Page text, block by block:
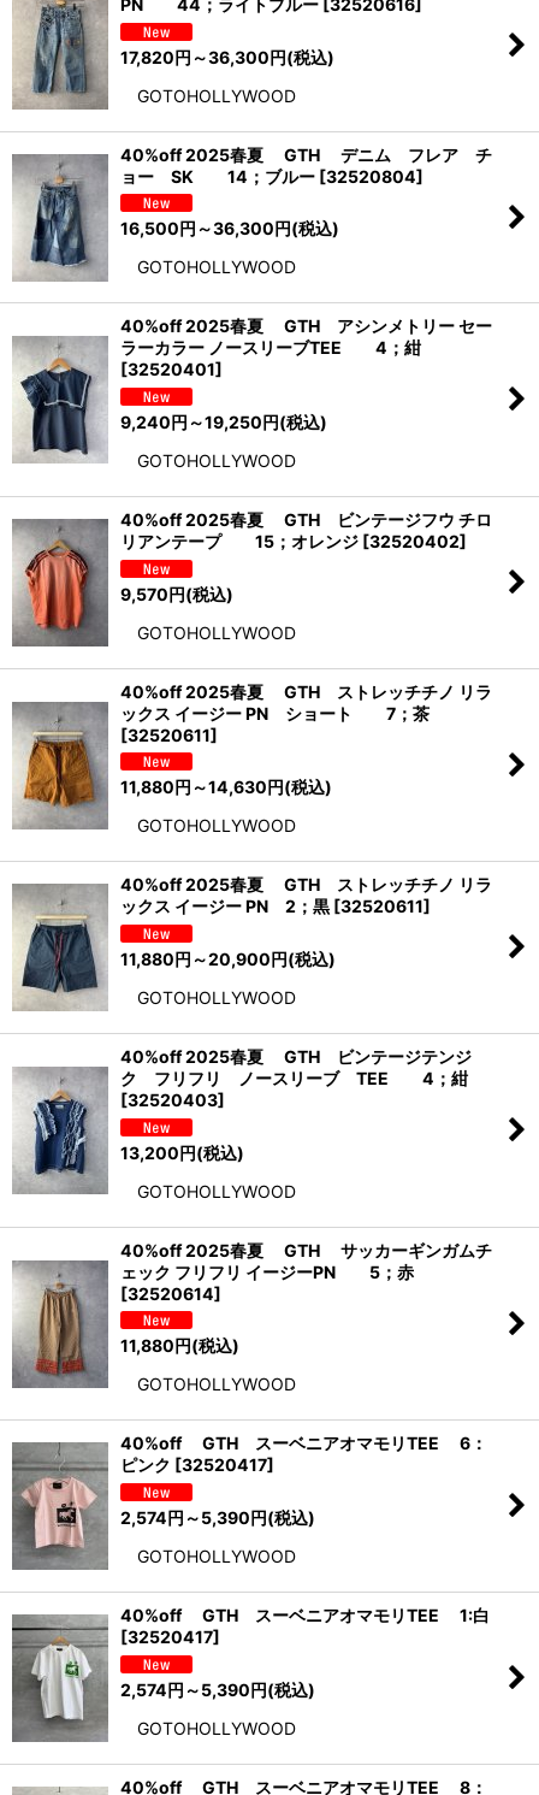
PN 44；ライトブルー [32520616]
17,820円 ～36,300円(税込)
GOTOHOLLYWOOD
40%off 2025春夏 GTH デニム フレア チ
ョー SK 14；ブルー [32520804]
16,500円 ～36,300円(税込)
GOTOHOLLYWOOD
40%off 2025春夏 GTH アシンメトリー セー
ラーカラー ノースリーブTEE 4；紺
[32520401]
9,240円 ～19,250円(税込)
GOTOHOLLYWOOD
40%off 2025春夏 GTH ビンテージフウ チロ
リアンテープ 15；オレンジ [32520402]
9,570円(税込)
GOTOHOLLYWOOD
40%off 2025春夏 GTH ストレッチチノ リラ
ックス イージー PN ショート 7；茶
[32520611]
11,880円 ～14,630円(税込)
GOTOHOLLYWOOD
40%off 2025春夏 GTH ストレッチチノ リラ
ックス イージー PN 2；黒 [32520611]
11,880円 ～20,900円(税込)
GOTOHOLLYWOOD
40%off 2025春夏 GTH ビンテージテンジ
ク フリフリ ノースリーブ TEE 4；紺
[32520403]
13,200円(税込)
GOTOHOLLYWOOD
40%off 2025春夏 GTH サッカーギンガムチ
ェック フリフリ イージーPN 5；赤
[32520614]
11,880円(税込)
GOTOHOLLYWOOD
40%off GTH スーベニアオマモリTEE 6：
ピンク [32520417]
2,574円 ～5,390円(税込)
GOTOHOLLYWOOD
40%off GTH スーベニアオマモリTEE 1:白
[32520417]
2,574円 ～5,390円(税込)
GOTOHOLLYWOOD
40%off GTH スーベニアオマモリTEE 8：